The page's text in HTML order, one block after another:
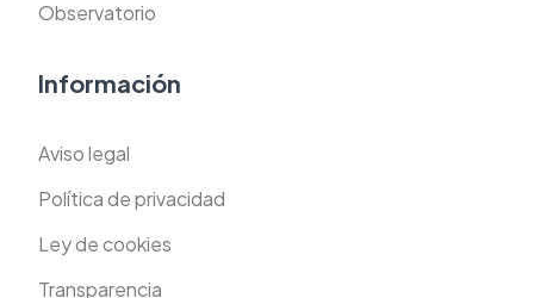
Observatorio
Información
Aviso legal
Política de privacidad
Ley de cookies
Transparencia